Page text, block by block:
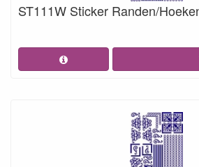
ST111W Sticker Randen/